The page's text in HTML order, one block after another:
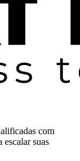
com
escalar suas